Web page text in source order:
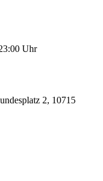
Uhr
2, 10715